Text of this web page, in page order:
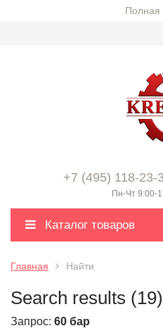
Полная
+7 (495) 118-23-
Пн-Чт 9:00-
Каталог товаров
Главная Найти
Search results (19)
Запрос: 60 бар